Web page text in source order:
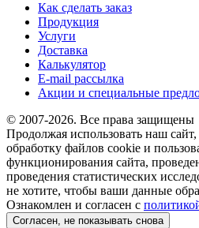
Как сделать заказ
Продукция
Услуги
Доставка
Калькулятор
E-mail рассылка
Акции и специальные
© 2007-2026. Все права защищены
Продолжая использовать наш сайт,
обработку файлов cookie и
функционирования сайта,
проведения статистических
не хотите, чтобы ваши данные
Ознакомлен и согласен с
Согласен, не показывать снова